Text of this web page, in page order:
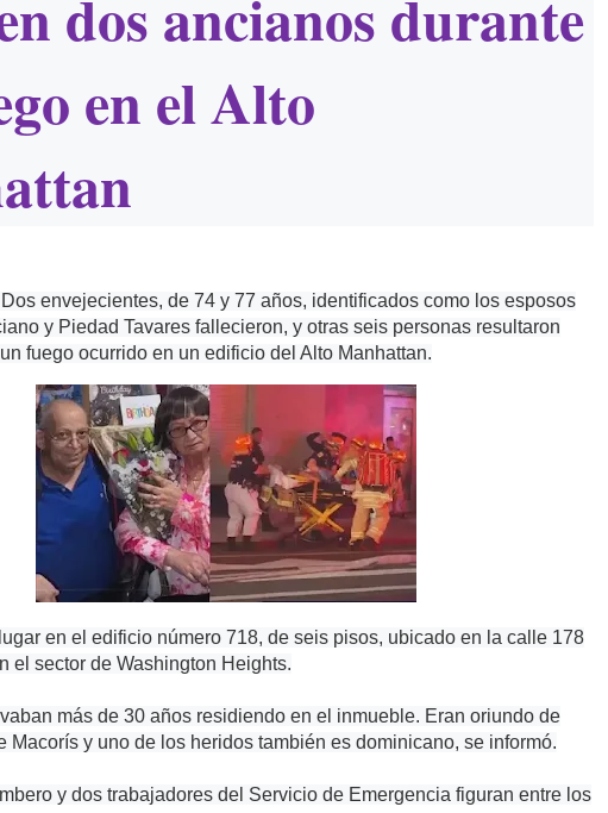
dos ancianos durante
en el Alto
Dos envejecientes, de 74 y 77 años, identificados como los esposos
y Piedad Tavares fallecieron, y otras seis personas resultaron
fuego ocurrido en un edificio del Alto Manhattan.
en el edificio número 718, de seis pisos, ubicado en la calle 178
el sector de Washington Heights.
más de 30 años residiendo en el inmueble. Eran oriundo de
Macorís y uno de los heridos también es dominicano, se informó.
y dos trabajadores del Servicio de Emergencia figuran entre los